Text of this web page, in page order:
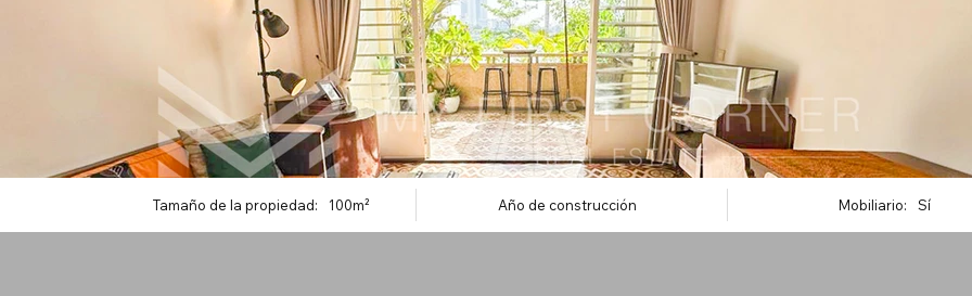
Tamaño de la propiedad: 100m² Año de construcción Mobiliario: Sí